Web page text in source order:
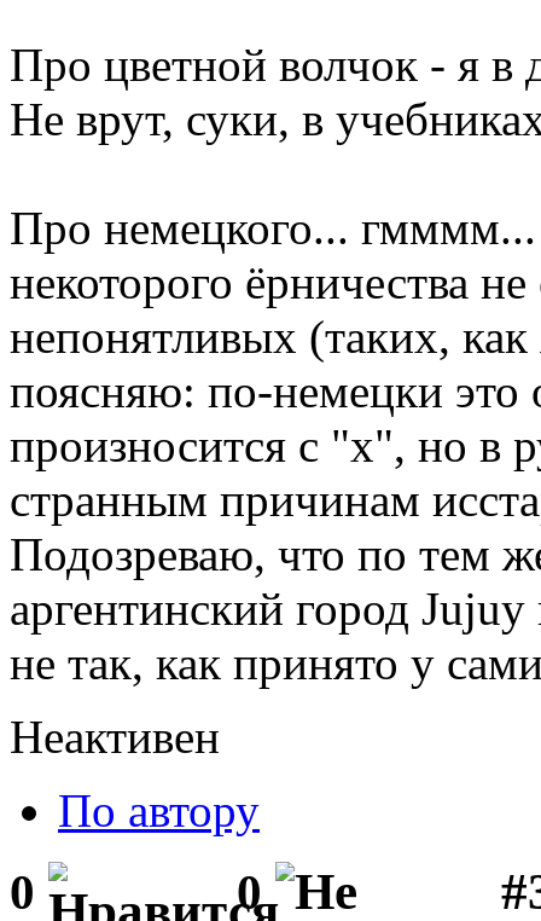
Про цветной волчок - я в
Не врут, суки, в
Про немецкого... гмммм...
некоторого ёрничества
непонятливых (таких,
поясняю: по-немецки это
произносится с "х", но в
странным причинам
Подозреваю, что по тем
аргентинский город
не так, как принято у
Неактивен
По автору
0 0